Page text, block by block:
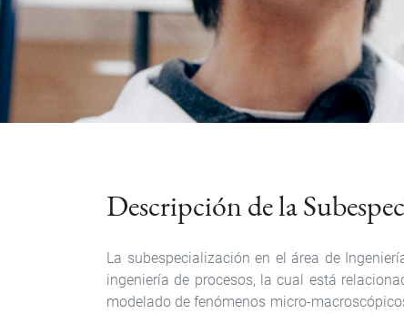
Descripción de la
La subespecialización en el área de
ingeniería de procesos, la cual está
modelado de fenómenos micro-